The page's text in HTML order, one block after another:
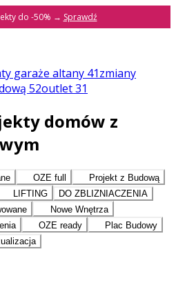
do -50% → Sprawdź
garaże altany 41zmiany
52outlet31
domów z
OZE full
Projekt z Budową
LIFTING
DO ZBLIZNIACZENIA
Nowe Wnętrza
OZE ready
Plac Budowy